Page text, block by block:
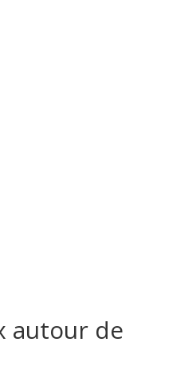
autour de